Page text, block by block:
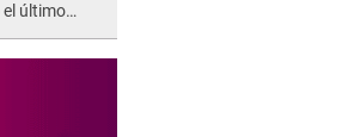
el último